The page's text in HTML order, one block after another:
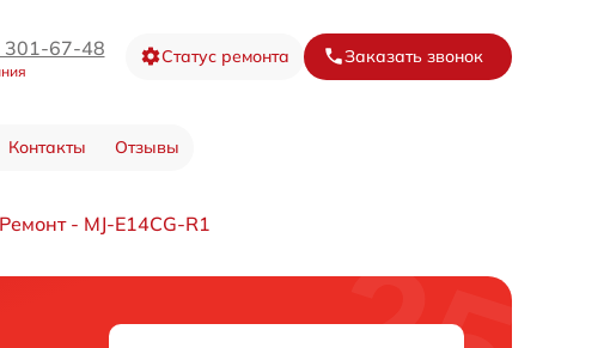
301-67-48 Статус ремонта Заказать звонок
Контакты Отзывы
Ремонт - MJ-E14CG-R1